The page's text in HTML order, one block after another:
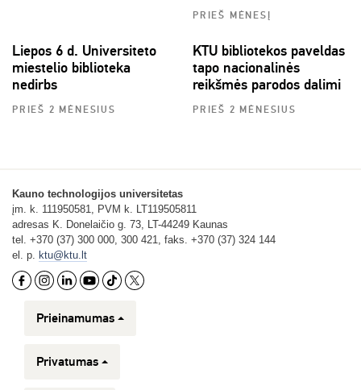
PRIEŠ MĖNESĮ
Liepos 6 d. Universiteto
miestelio biblioteka
nedirbs
PRIEŠ 2 MĖNESIUS
KTU bibliotekos paveldas
tapo nacionalinės
reikšmės parodos dalimi
PRIEŠ 2 MĖNESIUS
Kauno technologijos universitetas
įm. k. 111950581, PVM k. LT119505811
adresas K. Donelaičio g. 73, LT-44249 Kaunas
tel. +370 (37) 300 000, 300 421, faks. +370 (37) 324 144
el. p. ktu@ktu.lt
Prieinamumas
Privatumas